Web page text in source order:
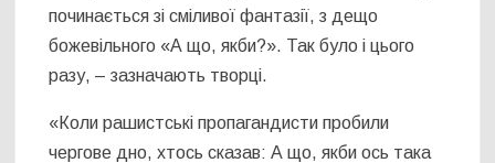
починається зі сміливої фантазії, з дещо
божевільного «А що, якби?». Так було і цього
разу, – зазначають творці.
«Коли рашистські пропагандисти пробили
чергове дно, хтось сказав: А що, якби ось така